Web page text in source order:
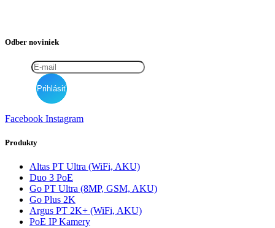
Odber noviniek
Facebook Instagram
Produkty
Altas PT Ultra (WiFi, AKU)
Duo 3 PoE
Go PT Ultra (8MP, GSM, AKU)
Go Plus 2K
Argus PT 2K+ (WiFi, AKU)
PoE IP Kamery